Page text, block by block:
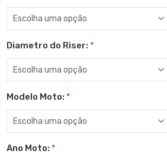
Diametro do Riser: *
Modelo Moto: *
Ano Moto: *